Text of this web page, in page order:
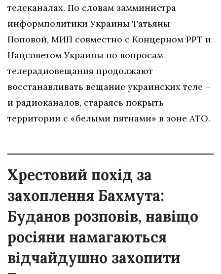
телеканалах. По словам замминистра
информполитики Украины Татьяны
Поповой, МИП совместно с Концерном РРТ и
Нацсоветом Украины по вопросам
телерадиовещания продолжают
восстанавливать вещание украинских теле –
и радиоканалов, стараясь покрыть
территории с «белыми пятнами» в зоне АТО.
Хрестовий похід за
захоплення Бахмута:
Буданов розповів, навіщо
росіяни намагаються
відчайдушно захопити